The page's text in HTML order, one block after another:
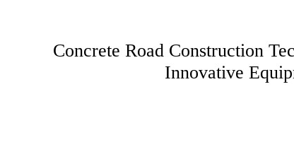
Concrete Road Construction
Innovative